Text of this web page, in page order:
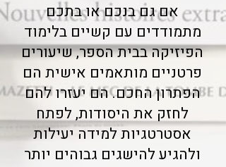
אם גם בנכם או בתכם
מתמודדים עם קשיים בלימוד
הפיזיקה בבית הספר, שיעורים
פרטניים מותאמים אישית הם
הפתרון החכם. הם יעזרו להם
לחזק את היסודות, לפתח
אסטרטגיות למידה יעילות
ולהגיע להישגים גבוהים יותר